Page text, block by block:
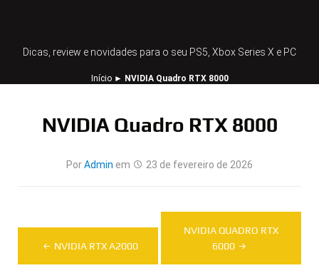
Dicas, review e novidades para o seu PS5, Xbox Series X e PC
Início► NVIDIA Quadro RTX 8000
NVIDIA Quadro RTX 8000
PorAdmin em 23 de fevereiro de 2026
Navegação
de
NVIDIA RTX A2000
NVIDIA QUADRO RTX
6000